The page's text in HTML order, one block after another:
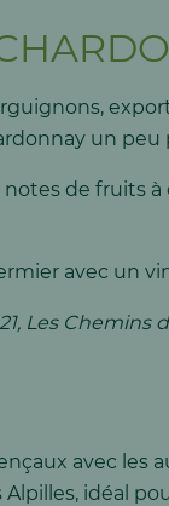
un peu
de fruits
avec un
Les Chemins
avec les
idéal